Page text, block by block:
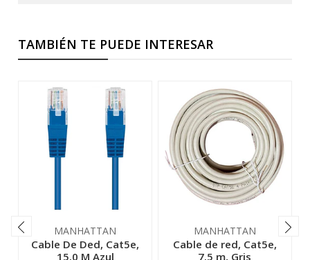
TAMBIÉN TE PUEDE INTERESAR
MANHATTAN
Cable De Ded, Cat5e,
15.0 M Azul
MANHATTAN
Cable de red, Cat5e,
7.5 m, Gris